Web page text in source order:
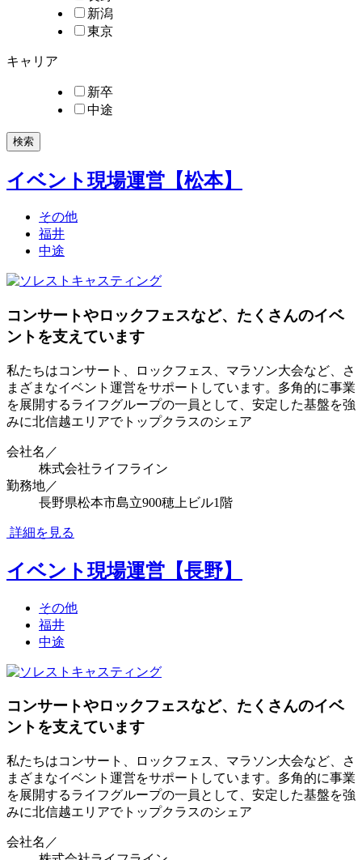
新潟
東京
キャリア
新卒
中途
検索
イベント現場運営【松本】
その他
福井
中途
コンサートやロックフェスなど、たくさんのイベ
ントを支えています
私たちはコンサート、ロックフェス、マラソン大会など、さ
まざまなイベント運営をサポートしています。多角的に事業
を展開するライフグループの一員として、安定した基盤を強
みに北信越エリアでトップクラスのシェア
会社名／
株式会社ライフライン
勤務地／
長野県松本市島立900穂上ビル1階
詳細を見る
イベント現場運営【長野】
その他
福井
中途
コンサートやロックフェスなど、たくさんのイベ
ントを支えています
私たちはコンサート、ロックフェス、マラソン大会など、さ
まざまなイベント運営をサポートしています。多角的に事業
を展開するライフグループの一員として、安定した基盤を強
みに北信越エリアでトップクラスのシェア
会社名／